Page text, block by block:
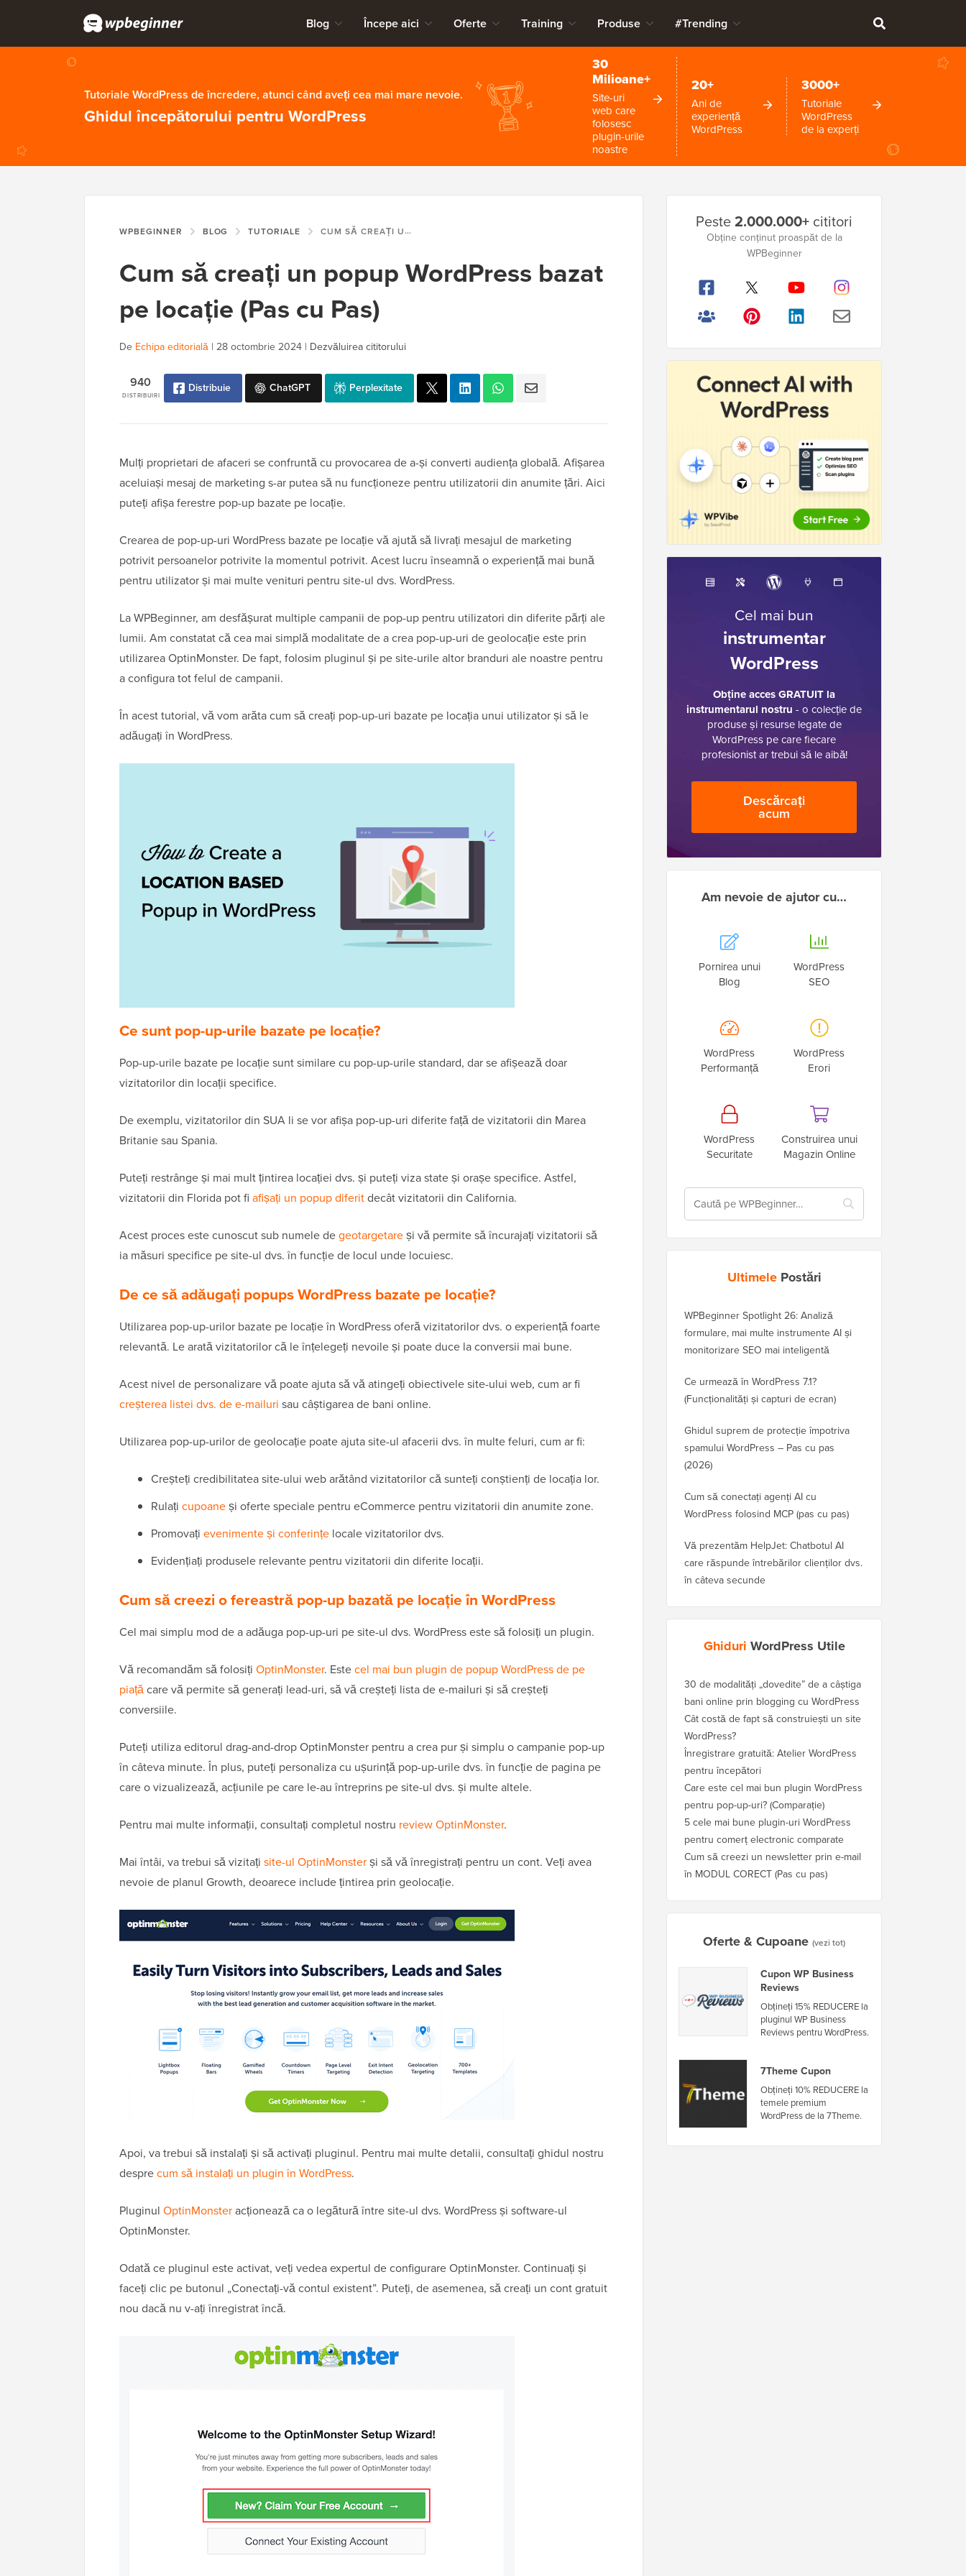
Blog Începe aici Oferte Training Produse #Trending
Tutoriale WordPress de încredere, atunci când aveți cea mai mare nevoie.
Ghidul începătorului pentru WordPress
30
Milioane+
Site-uri
web care
folosesc
plugin-urile
noastre
20+
Ani de
experiență
WordPress
3000+
Tutoriale
WordPress
de la experți
WPBEGINNER BLOG TUTORIALE CUM SĂ CREAȚI UN POPUP WORDPRESS BAZAT PE LOCAȚIE (PAS CU PAS)
Cum să creați un popup WordPress bazat
pe locație (Pas cu Pas)
De Echipa editorială | 28 octombrie 2024 | Dezvăluirea cititorului
DISTRIBUIRI
940 Distribuie ChatGPT Perplexitate
Mulți proprietari de afaceri se confruntă cu provocarea de a-și converti audiența globală. Afișarea
aceluiași mesaj de marketing s-ar putea să nu funcționeze pentru utilizatorii din anumite țări. Aici
puteți afișa ferestre pop-up bazate pe locație.
Crearea de pop-up-uri WordPress bazate pe locație vă ajută să livrați mesajul de marketing
potrivit persoanelor potrivite la momentul potrivit. Acest lucru înseamnă o experiență mai bună
pentru utilizator și mai multe venituri pentru site-ul dvs. WordPress.
La WPBeginner, am desfășurat multiple campanii de pop-up pentru utilizatori din diferite părți ale
lumii. Am constatat că cea mai simplă modalitate de a crea pop-up-uri de geolocație este prin
utilizarea OptinMonster. De fapt, folosim pluginul și pe site-urile altor branduri ale noastre pentru
a configura tot felul de campanii.
În acest tutorial, vă vom arăta cum să creați pop-up-uri bazate pe locația unui utilizator și să le
adăugați în WordPress.
Ce sunt pop-up-urile bazate pe locație?
Pop-up-urile bazate pe locație sunt similare cu pop-up-urile standard, dar se afișează doar
vizitatorilor din locații specifice.
De exemplu, vizitatorilor din SUA li se vor afișa pop-up-uri diferite față de vizitatorii din Marea
Britanie sau Spania.
Puteți restrânge și mai mult țintirea locației dvs. și puteți viza state și orașe specifice. Astfel,
vizitatorii din Florida pot fi afișați un popup diferitdecât vizitatorii din California.
Acest proces este cunoscut sub numele degeotargetareși vă permite să încurajați vizitatorii să
ia măsuri specifice pe site-ul dvs. în funcție de locul unde locuiesc.
De ce să adăugați popups WordPress bazate pe locație?
Utilizarea pop-up-urilor bazate pe locație în WordPress oferă vizitatorilor dvs. o experiență foarte
relevantă. Le arată vizitatorilor că le înțelegeți nevoile și poate duce la conversii mai bune.
Acest nivel de personalizare vă poate ajuta să vă atingeți obiectivele site-ului web, cum ar fi
creșterea listei dvs. de e-mailuri sau câștigarea de bani online.
Utilizarea pop-up-urilor de geolocație poate ajuta site-ul afacerii dvs. în multe feluri, cum ar fi:
Creșteți credibilitatea site-ului web arătând vizitatorilor că sunteți conștienți de locația lor.
Rulați cupoaneși oferte speciale pentru eCommerce pentru vizitatorii din anumite zone.
Promovați evenimente și conferințe locale vizitatorilor dvs.
Evidențiați produsele relevante pentru vizitatorii din diferite locații.
Cum să creezi o fereastră pop-up bazată pe locație în WordPress
Cel mai simplu mod de a adăuga pop-up-uri pe site-ul dvs. WordPress este să folosiți un plugin.
Vă recomandăm să folosiți OptinMonster. Estecel mai bun plugin de popup WordPress de pe
piațăcare vă permite să generați lead-uri, să vă creșteți lista de e-mailuri și să creșteți
conversiile.
Puteți utiliza editorul drag-and-drop OptinMonster pentru a crea pur și simplu o campanie pop-up
în câteva minute. În plus, puteți personaliza cu ușurință pop-up-urile dvs. în funcție de pagina pe
care o vizualizează, acțiunile pe care le-au întreprins pe site-ul dvs. și multe altele.
Pentru mai multe informații, consultați completul nostru review OptinMonster.
Mai întâi, va trebui să vizitați site-ul OptinMonsterși să vă înregistrați pentru un cont. Veți avea
nevoie de planul Growth, deoarece include țintirea prin geolocație.
Apoi, va trebui să instalați și să activați pluginul. Pentru mai multe detalii, consultați ghidul nostru
desprecum să instalați un plugin în WordPress.
Pluginul OptinMonsteracționează ca o legătură între site-ul dvs. WordPress și software-ul
OptinMonster.
Odată ce pluginul este activat, veți vedea expertul de configurare OptinMonster. Continuați și
faceți clic pe butonul „Conectați-vă contul existent”. Puteți, de asemenea, să creați un cont gratuit
nou dacă nu v-ați înregistrat încă.
laterală
Peste2.000.000+ cititori
Obține conținut proaspăt de la
WPBeginner
Cel mai bun
instrumentar
WordPress
Obține acces GRATUIT la
instrumentarul nostru - o colecție de
produse și resurse legate de
WordPress pe care fiecare
profesionist ar trebui să le aibă!
Descărcați
acum
Am nevoie de ajutor cu…
Pornirea unui
Blog
WordPress
SEO
WordPress
Performanță
WordPress
Erori
WordPress
Securitate
Construirea unui
Magazin Online
UltimelePostări
WPBeginner Spotlight 26: Analiză
formulare, mai multe instrumente AI și
monitorizare SEO mai inteligentă
Ce urmează în WordPress 7.1?
(Funcționalități și capturi de ecran)
Ghidul suprem de protecție împotriva
spamului WordPress – Pas cu pas
(2026)
Cum să conectați agenți AI cu
WordPress folosind MCP (pas cu pas)
Vă prezentăm HelpJet: Chatbotul AI
care răspunde întrebărilor clienților dvs.
în câteva secunde
Ghiduri WordPress Utile
30 de modalități „dovedite” de a câștiga
bani online prin blogging cu WordPress
Cât costă de fapt să construiești un site
WordPress?
Înregistrare gratuită: Atelier WordPress
pentru începători
Care este cel mai bun plugin WordPress
pentru pop-up-uri? (Comparație)
5 cele mai bune plugin-uri WordPress
pentru comerț electronic comparate
Cum să creezi un newsletter prin e-mail
în MODUL CORECT (Pas cu pas)
Oferte & Cupoane (vezi tot)
Cupon WP Business
Reviews
Obțineți 15% REDUCERE la
pluginul WP Business
Reviews pentru WordPress.
7Theme Cupon
Obțineți 10% REDUCERE la
temele premium
WordPress de la 7Theme.